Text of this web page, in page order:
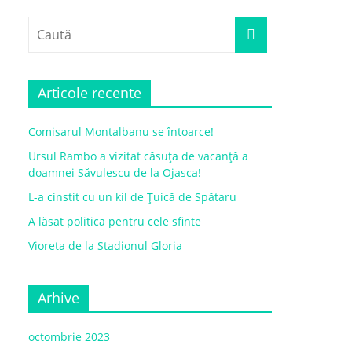
Articole recente
Comisarul Montalbanu se întoarce!
Ursul Rambo a vizitat căsuța de vacanță a
doamnei Săvulescu de la Ojasca!
L-a cinstit cu un kil de Țuică de Spătaru
A lăsat politica pentru cele sfinte
Vioreta de la Stadionul Gloria
Arhive
octombrie 2023